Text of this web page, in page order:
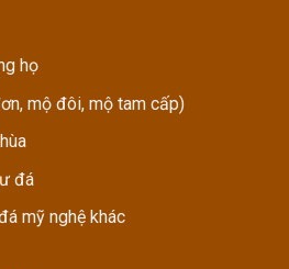
họ
mộ đôi, mộ tam cấp)
đá
mỹ nghệ khác